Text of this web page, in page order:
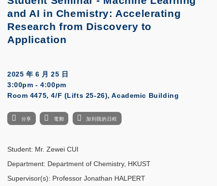
and AI in Chemistry: Accelerating
Research from Discovery to
Application
2025 年 6 月 25 日
3:00pm - 4:00pm
Room 4475, 4/F (Lifts 25-26), Academic Building
分享 電郵 加到我的日程
Student: Mr. Zewei CUI
Department: Department of Chemistry, HKUST
Supervisor(s): Professor Jonathan HALPERT